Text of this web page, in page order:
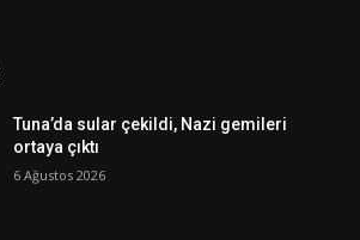
Tuna’da sular çekildi, Nazi gemileri
ortaya çıktı
6 Ağustos 2026